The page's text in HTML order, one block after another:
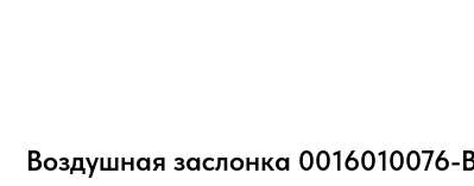
Воздушная заслонка 0016010076-